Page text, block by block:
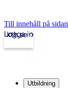
Till innehåll på sidan
kth.se
Logga in
Utbildning